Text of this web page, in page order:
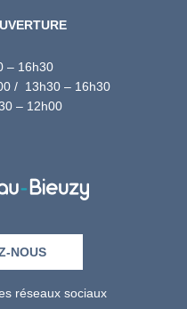
– 16h30
/ 13h30 – 16h30
– 12h00
NOUS
réseaux sociaux